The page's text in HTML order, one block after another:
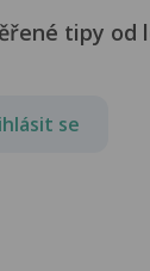
tipy od
se